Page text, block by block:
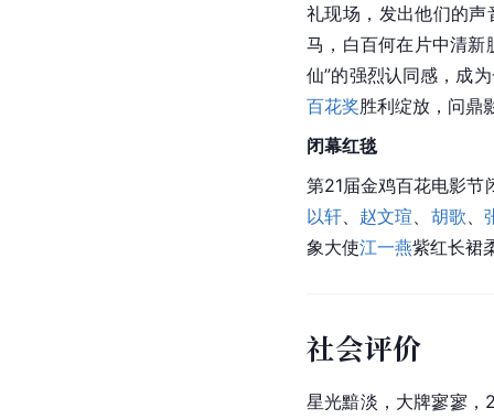
礼现场，发出他们的
马，白百何在片中清新
仙”的强烈认同感，成
百花奖胜利绽放，问鼎
闭幕红毯
第21届金鸡百花电影节
以轩
赵文瑄 胡歌
象大使江一燕紫红长裙
社会评价
星光黯淡，大牌寥寥，